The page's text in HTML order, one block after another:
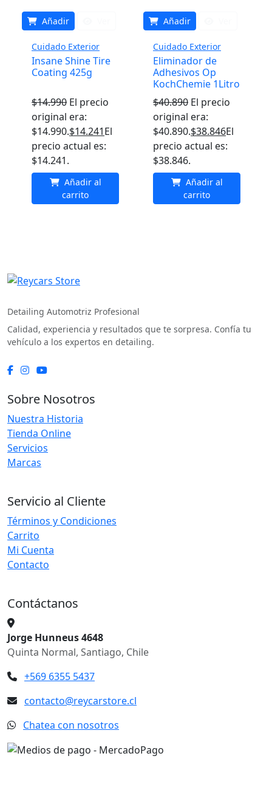
Añadir
Cuidado Exterior
Insane Shine Tire
Coating 425g
$14.990 El precio
original era:
$14.990.$14.241El
precio actual es:
$14.241.
Añadir al
carrito
Añadir
Cuidado Exterior
Eliminador de
Adhesivos Op
KochChemie 1Litro
$40.890 El precio
original era:
$40.890.$38.846El
precio actual es:
$38.846.
Añadir al
carrito
Detailing Automotriz Profesional
Calidad, experiencia y resultados que te sorpresa. Confía tu
vehículo a los expertos en detailing.
Sobre Nosotros
Nuestra Historia
Tienda Online
Servicios
Marcas
Servicio al Cliente
Términos y Condiciones
Carrito
Mi Cuenta
Contacto
Contáctanos
Jorge Hunneus 4648
Quinta Normal, Santiago, Chile
+569 6355 5437
contacto@reycarstore.cl
Chatea con nosotros